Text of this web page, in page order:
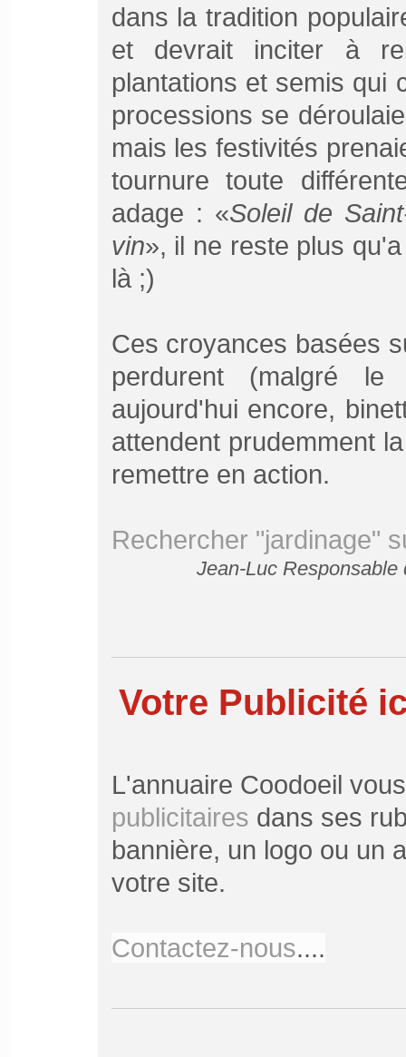
dans la tradition
et devrait inciter à
plantations et semis qui
processions se
mais les festivités
tournure toute
adage : «Soleil de
vin», il ne reste plus
là ;)
Ces croyances basées
perdurent (malgré le
aujourd'hui encore,
attendent prudemment
remettre en action.
Rechercher "jardinage"
Jean-Luc
Votre Publicité
L'annuaire Coodoeil
publicitaires dans ses
bannière, un logo ou un
votre site.
Contactez-nous....